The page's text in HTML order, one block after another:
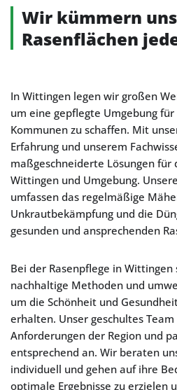
Wir kümmern
Rasenflächen
In Wittingen legen wir großen
um eine gepflegte Umgebung
Kommunen zu schaffen. Mit
Erfahrung und unserem
maßgeschneiderte Lösungen für
Wittingen und Umgebung.
umfassen das regelmäßige
Unkrautbekämpfung und die
gesunden und ansprechenden
Bei der Rasenpflege in
nachhaltige Methoden und
um die Schönheit und
erhalten. Unser geschultes
Anforderungen der Region und
entsprechend an. Wir beraten
individuell und gehen auf ihre
optimale Ergebnisse zu erzielen